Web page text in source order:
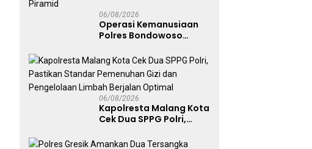
06/08/2026
Operasi Kemanusiaan
Polres Bondowoso
Jenazah di Gunung
Piramid
06/08/2026
Kapolresta Malang Kota
Cek Dua SPPG Polri,
Pemenuhan Gizi dan